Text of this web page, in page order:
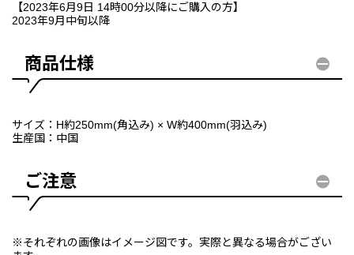
【2023年6月9日 14時00分以降にご購入の方】
2023年9月中旬以降
商品仕様
サイズ：H約250mm(角込み) × W約400mm(羽込み)
生産国：中国
ご注意
※それぞれの画像はイメージ図です。実際と異なる場合がござい